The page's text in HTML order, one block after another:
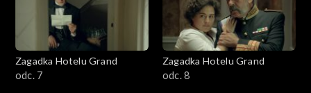
Zagadka Hotelu Grand
odc. 7
Zagadka Hotelu Grand
odc. 8